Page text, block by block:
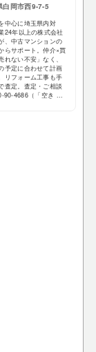
白岡市西9-7-5
中心に埼玉県内対
24年以上の株式会社
、中古マンションの
らサポート。仲介×買
れない不安」なく、
予定に合わせて計画
リフォーム工事も手
査定。査定・ご相談
90-4686（「空き ...